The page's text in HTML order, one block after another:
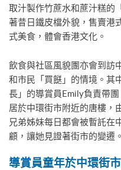
取汁製作竹蔗水和蔗汁糕的
著昔日鐵皮檔外貌，售賣港
式美食，體會香港文化。
飲食與社區風貌團亦會到訪
和市民「買餸」的情境。其
長」的導賞員Emily負責帶
居於中環街市附近的唐樓，
兄弟姊妹每日都會被暫託在
顧，讓她見證著街市的變遷。
導賞員童年於中環街